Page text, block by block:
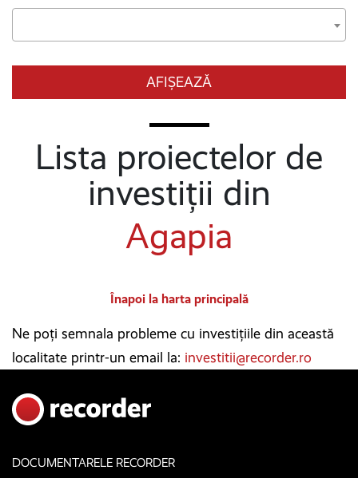
AFIȘEAZĂ
Lista proiectelor de
investiții din
Agapia
Înapoi la harta principală
Ne poți semnala probleme cu investițiile din această
localitate printr-un email la: investitii@recorder.ro
DOCUMENTARELE RECORDER